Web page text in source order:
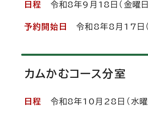
日程 令和8年9月18日（金曜日
予約開始日 令和8年8月17日（
カムかむコース分室
日程 令和8年10月28日（水曜